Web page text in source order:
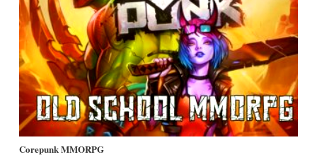
Corepunk MMORPG